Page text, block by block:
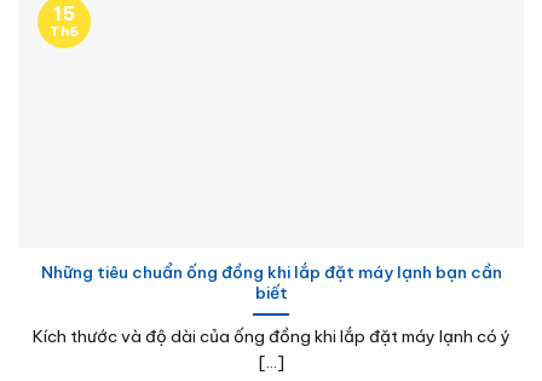
Những tiêu chuẩn ống đồng khi lắp đặt máy lạnh bạn cần
biết
Kích thước và độ dài của ống đồng khi lắp đặt máy lạnh có ý
[...]
15
Th6